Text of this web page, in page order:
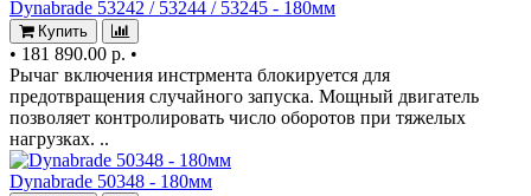
Dynabrade 53242 / 53244 / 53245 - 180мм
Купить
• 181 890.00 р. •
Рычаг включения инстрмента блокируется для
предотвращения случайного запуска. Мощный двигатель
позволяет контролировать число оборотов при тяжелых
нагрузках. ..
Dynabrade 50348 - 180мм